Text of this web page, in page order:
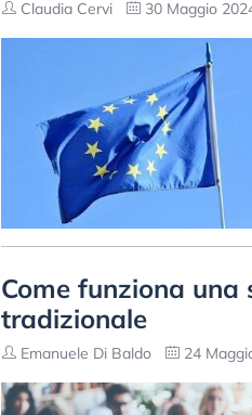
Claudia Cervi 30 Maggio
Come funziona una
tradizionale
Emanuele Di Baldo 24